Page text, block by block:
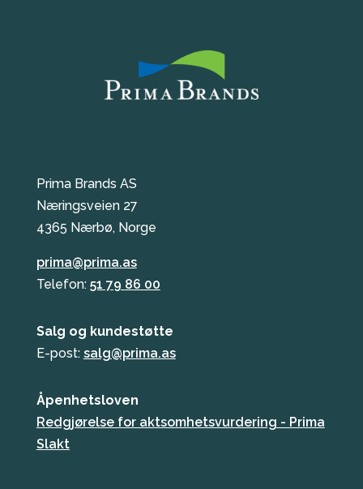
Prima Brands AS
Næringsveien 27
4365 Nærbø, Norge
prima@prima.as
Telefon: 51 79 86 00
Salg og kundestøtte
E-post: salg@prima.as
Åpenhetsloven
Redgjørelse for aktsomhetsvurdering - Prima
Slakt